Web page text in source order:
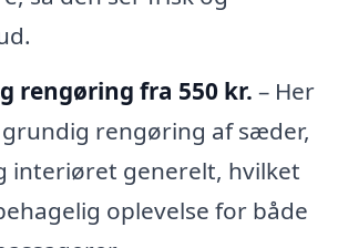
rengøring fra 550 kr. – Her
rengøring af sæder,
interiøret generelt, hvilket
oplevelse for både